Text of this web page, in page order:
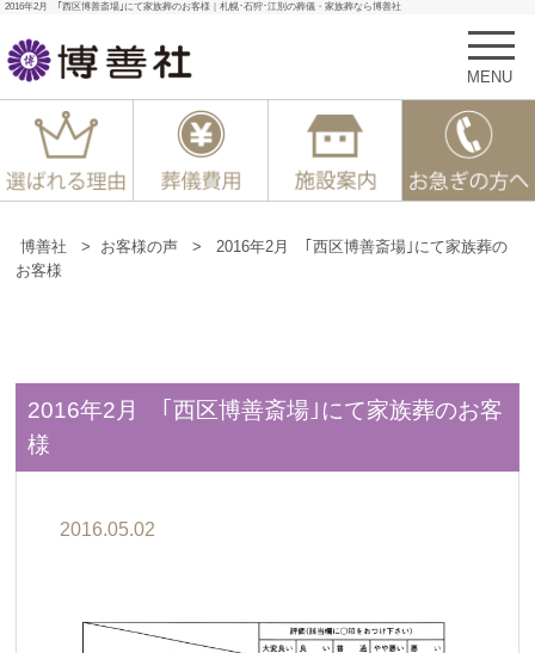
2016年2月 ｢西区博善斎場｣にて家族葬のお客様｜札幌･石狩･江別の葬儀・家族葬なら博善社
MENU
博善社 > お客様の声 >
2016年2月 ｢西区博善斎場｣にて家族葬の
お客様
2016年2月 ｢西区博善斎場｣にて家族葬のお客
様
2016.05.02